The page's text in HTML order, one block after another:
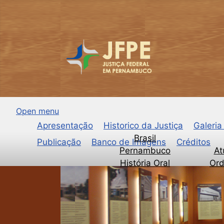
Open menu
Apresentação
Historico da Justiça
Brasil
Pernambuco
História Oral
Publicação
Banco de Imagens Créditos